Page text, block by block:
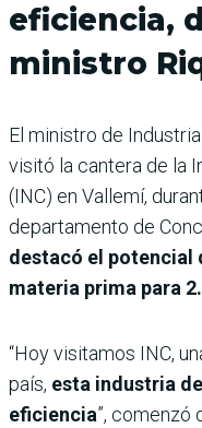
eficiencia,
ministro
El ministro de
visitó la cantera de la
(INC) en Vallemí,
departamento de
destacó el potencial
materia prima para
“Hoy visitamos INC,
país, esta industria
eficiencia”, comenzó